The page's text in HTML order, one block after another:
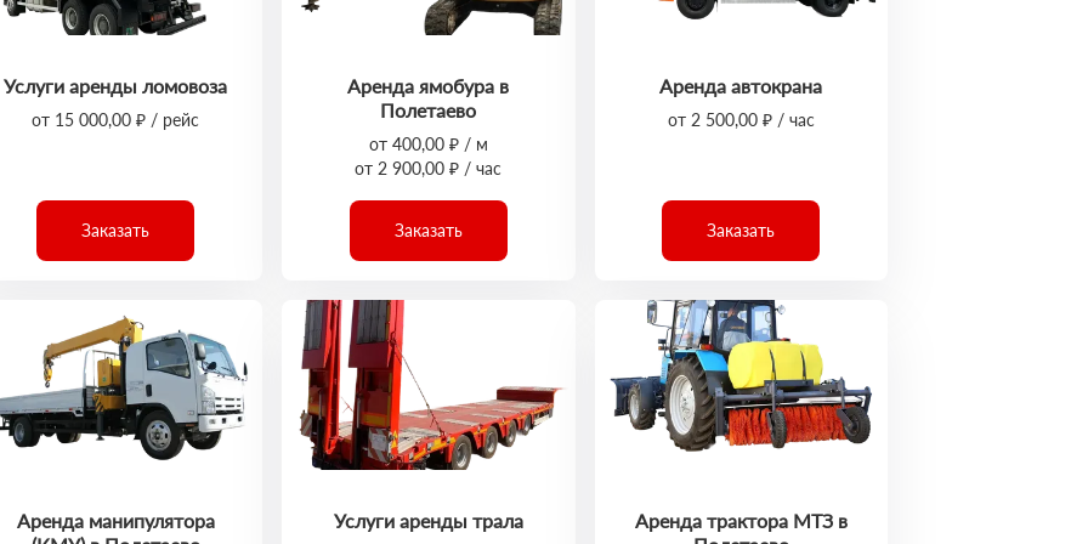
Услуги аренды ломовоза
от 15 000,00 ₽ / рейс
Заказать
Аренда ямобура в
Полетаево
от 400,00 ₽ / м
от 2 900,00 ₽ / час
Заказать
Аренда автокрана
от 2 500,00 ₽ / час
Заказать
Аренда манипулятора
Услуги аренды трала
Аренда трактора МТЗ в